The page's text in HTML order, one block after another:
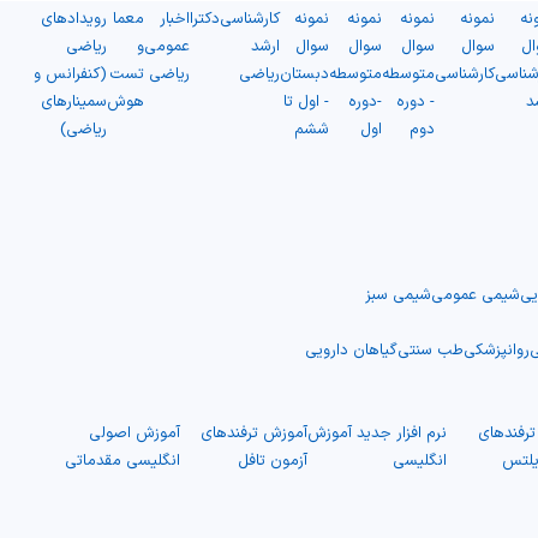
نمونه
سوال
کارشناسی
نمونه
سوال
متوسطه
- دوره
دوم
نمونه
سوال
متوسطه
-دوره
اول
نمونه
سوال
دبستان
- اول تا
ششم
کارشناسی
ارشد
ریاضی
دکترااخبار
عمومی
ریاضی
معما
و
تست
هوش
رویدادهای
ریاضی
(کنفرانس و
سمینارهای
ریاضی)
شیمی عمومیشیمی سبز
روانپزشکیطب سنتیگیاهان دارویی
نرم افزار جدید آموزش
انگلیسی
آموزش ترفندهای
آزمون تافل
آموزش اصولی
انگلیسی مقدماتی